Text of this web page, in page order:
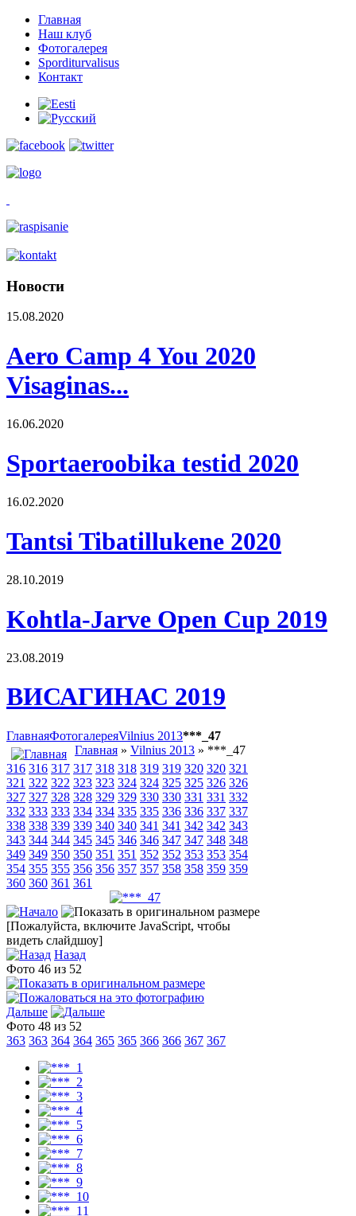
Главная
Наш клуб
Фотогалерея
Sporditurvalisus
Контакт
Новости
15.08.2020
Aero Camp 4 You 2020
Visaginas...
16.06.2020
Sportaeroobika testid 2020
16.02.2020
Tantsi Tibatillukene 2020
28.10.2019
Kohtla-Jarve Open Cup 2019
23.08.2019
ВИСАГИНАС 2019
ГлавнаяФотогалереяVilnius 2013***_47
Главная » Vilnius 2013 » ***_47
316 316 317 317 318 318 319 319 320 320 321
321 322 322 323 323 324 324 325 325 326 326
327 327 328 328 329 329 330 330 331 331 332
332 333 333 334 334 335 335 336 336 337 337
338 338 339 339 340 340 341 341 342 342 343
343 344 344 345 345 346 346 347 347 348 348
349 349 350 350 351 351 352 352 353 353 354
354 355 355 356 356 357 357 358 358 359 359
360 360 361 361
[Пожалуйста, включите JavaScript, чтобы
видеть слайдшоу]
Назад
Фото 46 из 52
Дальше
Фото 48 из 52
363 363 364 364 365 365 366 366 367 367